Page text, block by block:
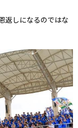
返しになるのではな